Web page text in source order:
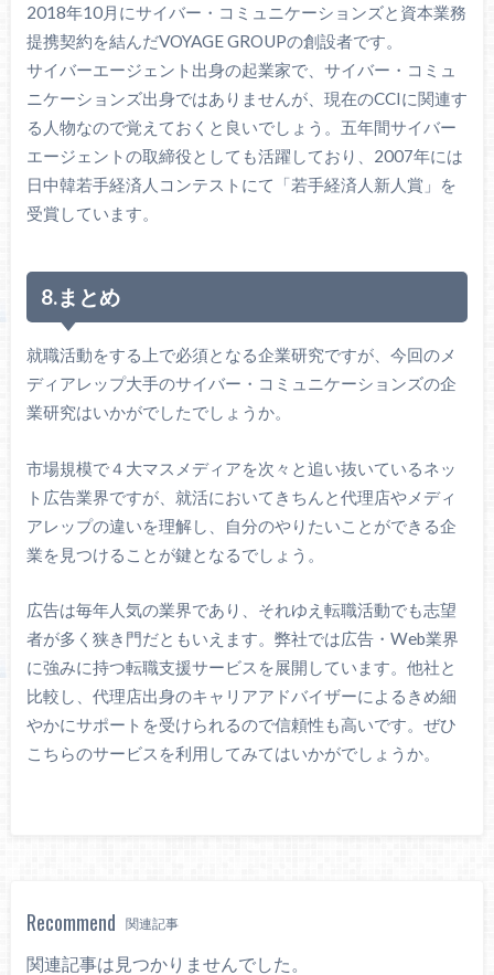
2018年10月にサイバー・コミュニケーションズと資本業務
提携契約を結んだVOYAGE GROUPの創設者です。
サイバーエージェント出身の起業家で、サイバー・コミュ
ニケーションズ出身ではありませんが、現在のCCIに関連す
る人物なので覚えておくと良いでしょう。五年間サイバー
エージェントの取締役としても活躍しており、2007年には
日中韓若手経済人コンテストにて「若手経済人新人賞」を
受賞しています。
8.まとめ
就職活動をする上で必須となる企業研究ですが、今回のメ
ディアレップ大手のサイバー・コミュニケーションズの企
業研究はいかがでしたでしょうか。
市場規模で４大マスメディアを次々と追い抜いているネッ
ト広告業界ですが、就活においてきちんと代理店やメディ
アレップの違いを理解し、自分のやりたいことができる企
業を見つけることが鍵となるでしょう。
広告は毎年人気の業界であり、それゆえ転職活動でも志望
者が多く狭き門だともいえます。弊社では広告・Web業界
に強みに持つ転職支援サービスを展開しています。他社と
比較し、代理店出身のキャリアアドバイザーによるきめ細
やかにサポートを受けられるので信頼性も高いです。ぜひ
こちらのサービスを利用してみてはいかがでしょうか。
Recommend 関連記事
関連記事は見つかりませんでした。